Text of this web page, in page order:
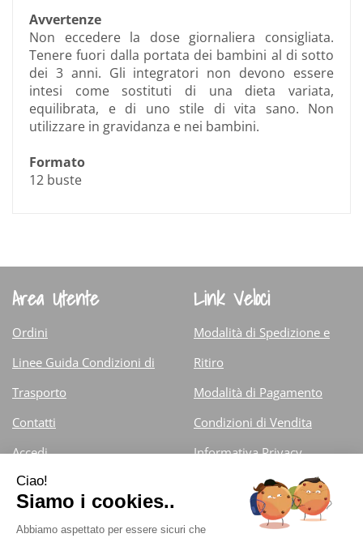
Avvertenze
Non eccedere la dose giornaliera consigliata.
Tenere fuori dalla portata dei bambini al di sotto
dei 3 anni. Gli integratori non devono essere
intesi come sostituti di una dieta variata,
equilibrata, e di uno stile di vita sano. Non
utilizzare in gravidanza e nei bambini.
Formato
12 buste
Area Utente
Ordini
Linee Guida Condizioni di
Trasporto
Contatti
Accedi
Iscrizione alla Newsletter
Link Veloci
Modalità di Spedizione e
Ritiro
Modalità di Pagamento
Condizioni di Vendita
Informativa Privacy
Cookie Policy